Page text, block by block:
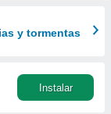
y tormentas
Instalar